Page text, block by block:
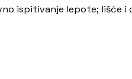
ispitivanje lepote; lišće i